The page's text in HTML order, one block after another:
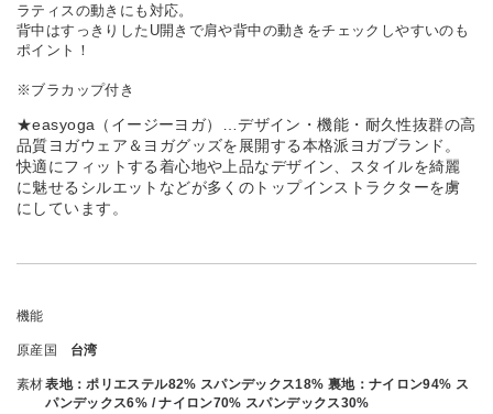
ラティスの動きにも対応。
背中はすっきりしたU開きで肩や背中の動きをチェックしやすいのも
ポイント！
※ブラカップ付き
★easyoga（イージーヨガ）…デザイン・機能・耐久性抜群の高
品質ヨガウェア＆ヨガグッズを展開する本格派ヨガブランド。
快適にフィットする着心地や上品なデザイン、スタイルを綺麗
に魅せるシルエットなどが多くのトップインストラクターを虜
にしています。
機能
原産国 台湾
素材表地：ポリエステル82% スパンデックス18% 裏地：ナイロン94% ス
パンデックス6% / ナイロン70% スパンデックス30%